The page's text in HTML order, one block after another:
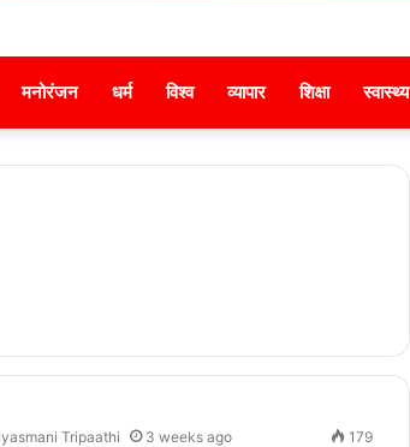
मनोरंजन धर्म विश्व व्यापार शिक्षा स्वास्थ्य
Tripaathi 3 weeks ago 179